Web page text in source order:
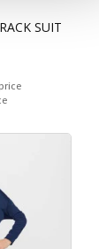
SUIT